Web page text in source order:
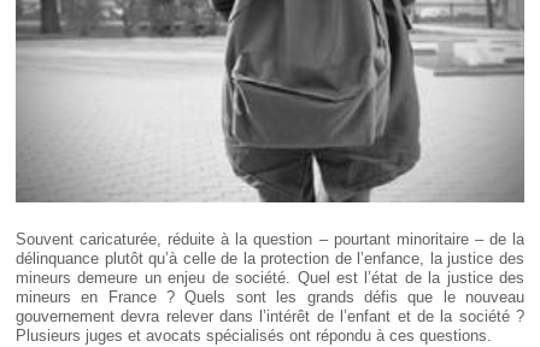
Souvent caricaturée, réduite à la question – pourtant minoritaire – de la
délinquance plutôt qu’à celle de la protection de l’enfance, la justice des
mineurs demeure un enjeu de société. Quel est l’état de la justice des
mineurs en France ? Quels sont les grands défis que le nouveau
gouvernement devra relever dans l’intérêt de l’enfant et de la société ?
Plusieurs juges et avocats spécialisés ont répondu à ces questions.